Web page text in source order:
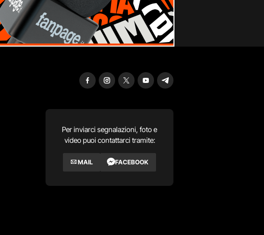
Per inviarci segnalazioni, foto e
video puoi contattarci tramite:
MAIL FACEBOOK